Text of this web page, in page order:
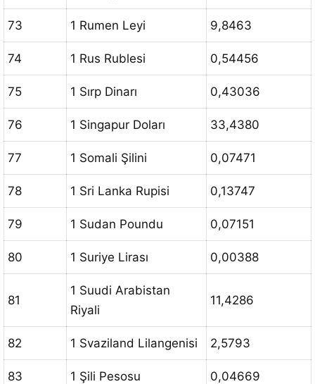
73 1 Rumen Leyi 9,8463
74 1 Rus Rublesi 0,54456
75 1 Sırp Dinarı 0,43036
76 1 Singapur Doları 33,4380
77 1 Somali Şilini 0,07471
78 1 Sri Lanka Rupisi 0,13747
79 1 Sudan Poundu 0,07151
80 1 Suriye Lirası 0,00388
81
1 Suudi Arabistan
Riyali
11,4286
82 1 Svaziland Lilangenisi 2,5793
83 1 Şili Pesosu 0,04669